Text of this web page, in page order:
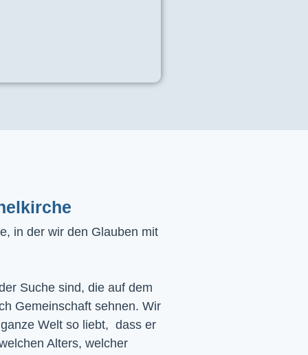
in der wir den Glauben mit
Suche sind, die auf dem
Gemeinschaft sehnen. Wir
Welt so liebt, dass er
Alters, welcher